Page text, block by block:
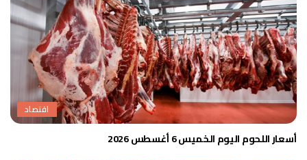
اقتصاد
أسعار اللحوم اليوم الخميس 6 أغسطس 2026